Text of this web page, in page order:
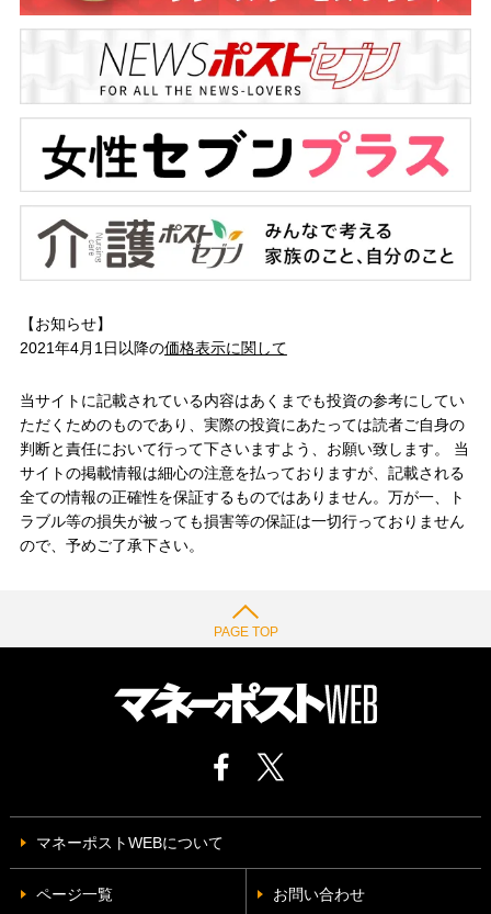
【お知らせ】
2021年4月1日以降の価格表示に関して
当サイトに記載されている内容はあくまでも投資の参考にしてい
ただくためのものであり、実際の投資にあたっては読者ご自身の
判断と責任において行って下さいますよう、お願い致します。 当
サイトの掲載情報は細心の注意を払っておりますが、記載される
全ての情報の正確性を保証するものではありません。万が一、ト
ラブル等の損失が被っても損害等の保証は一切行っておりません
ので、予めご了承下さい。
PAGE TOP
マネーポストWEBについて
ページ一覧 お問い合わせ